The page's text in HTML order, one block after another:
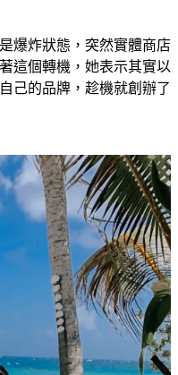
爆炸狀態，突然實體商店
這個轉機，她表示其實以
己的品牌，趁機就創辦了